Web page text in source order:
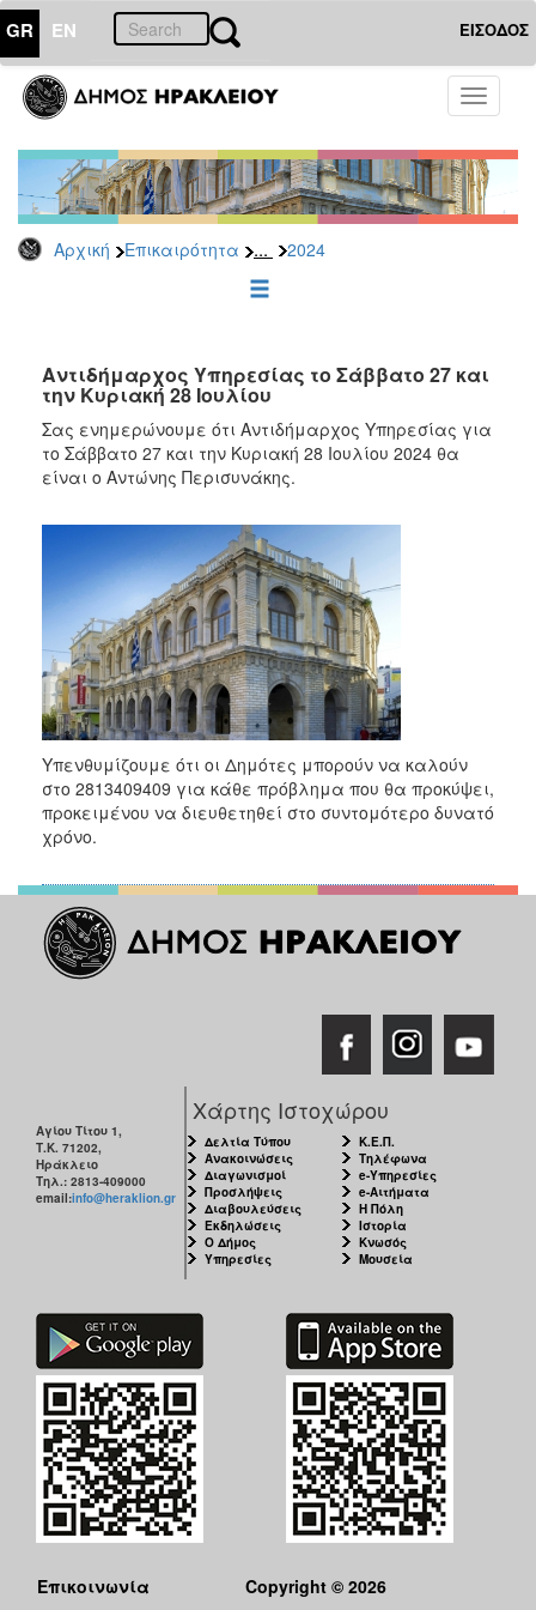
GR EN ΕΙΣΟΔΟΣ
Toggle
Αρχική Επικαιρότητα ... 2024
ΕΠΙΚΑΙΡΟΤΗΤΑ
Τύπου
Αρχείο
2026
2025
2022
2021
2020
2019
2017
2016
2015
2013
2012
2011
2010
2006
ΔΗΜΟΤΗΣ
ΕΠΙΣΚΕΠΤΗΣ
Αντιδήμαρχος Υπηρεσίας το Σάββατο 27 και
την Κυριακή 28 Ιουλίου
Σας ενημερώνουμε ότι Αντιδήμαρχος Υπηρεσίας για
το Σάββατο 27 και την Κυριακή 28 Ιουλίου 2024 θα
είναι ο Αντώνης Περισυνάκης.
Υπενθυμίζουμε ότι οι Δημότες μπορούν να καλούν
στο 2813409409 για κάθε πρόβλημα που θα προκύψει,
προκειμένου να διευθετηθεί στο συντομότερο δυνατό
χρόνο.
Αγίου Τίτου 1,
Τ.Κ. 71202,
Ηράκλειο
Τηλ.: 2813-409000
email:info@heraklion.gr
Χάρτης Ιστοχώρου
Δελτία Τύπου
Ανακοινώσεις
Διαγωνισμοί
Προσλήψεις
Διαβουλεύσεις
Εκδηλώσεις
Ο Δήμος
Υπηρεσίες
Κ.Ε.Π.
Τηλέφωνα
e-Υπηρεσίες
e-Αιτήματα
Η Πόλη
Ιστορία
Κνωσός
Μουσεία
Επικοινωνία Copyright © 2026